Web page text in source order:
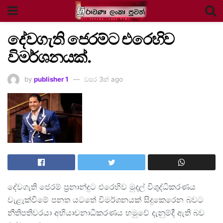
දේවගැති ජෙරම්ට එරෙහිව
විමර්ශනයක්.
by publisher 1 වසර 3ක් ago
දේවගැති ජෙරම් ප්‍රනාන්දුට එරෙහිව මුදල් විශුද්ධිකරණය
වැළැක්වීමේ පනත යටතේ විමර්ශනයක් සිදුකෙරෙන බවට
නීතිපතිවරයා අභියාචනාධිකරණය හමුවේ දැනුම්දී ඇති බව